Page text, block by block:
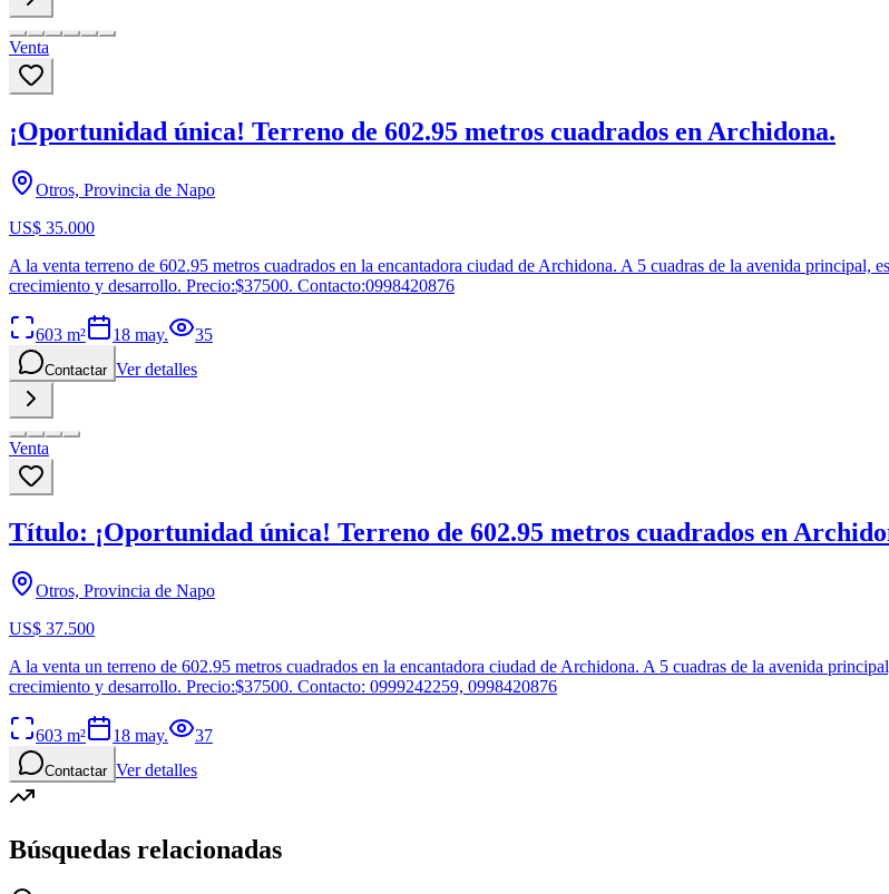
Venta
¡Oportunidad única! Terreno de 602.95 metros cuadrados en Archidona.
Otros, Provincia de Napo
US$ 35.000
A la venta terreno de 602.95 metros cuadrados en la encantadora ciudad de Archidona. A 5 cuadras de la avenida principal,
crecimiento y desarrollo. Precio:$37500. Contacto:0998420876
603 m² 18 may. 35
Contactar Ver detalles
Venta
Título: ¡Oportunidad única! Terreno de 602.95 metros cuadrados en
Otros, Provincia de Napo
US$ 37.500
A la venta un terreno de 602.95 metros cuadrados en la encantadora ciudad de Archidona. A 5 cuadras de la avenida
crecimiento y desarrollo. Precio:$37500. Contacto: 0999242259, 0998420876
603 m² 18 may. 37
Contactar Ver detalles
Búsquedas relacionadas